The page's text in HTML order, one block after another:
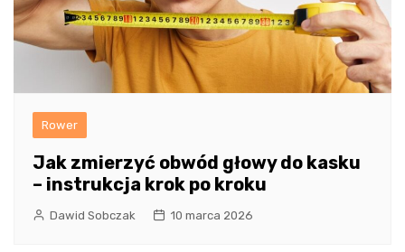
Rower
Jak zmierzyć obwód głowy do kasku
– instrukcja krok po kroku
Dawid Sobczak 10 marca 2026